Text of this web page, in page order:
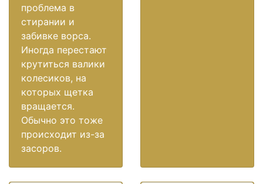
проблема в
стирании и
забивке ворса.
Иногда перестают
крутиться валики
колесиков, на
которых щетка
вращается.
Обычно это тоже
происходит из-за
засоров.